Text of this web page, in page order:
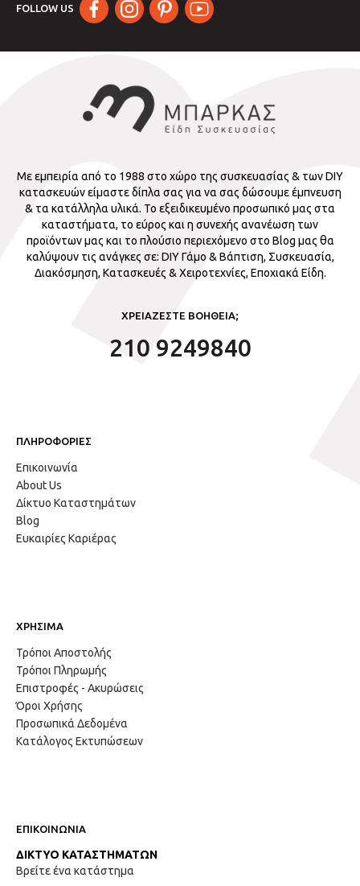
FOLLOW US
Με εμπειρία από το 1988 στο χώρο της συσκευασίας & των DIY
κατασκευών είμαστε δίπλα σας για να σας δώσουμε έμπνευση
& τα κατάλληλα υλικά. Το εξειδικευμένο προσωπικό μας στα
καταστήματα, το εύρος και η συνεχής ανανέωση των
προϊόντων μας και το πλούσιο περιεχόμενο στο Blog μας θα
καλύψουν τις ανάγκες σε: DIY Γάμο & Βάπτιση, Συσκευασία,
Διακόσμηση, Κατασκευές & Χειροτεχνίες, Εποχιακά Είδη.
ΧΡΕΙΑΖΕΣΤΕ ΒΟΗΘΕΙΑ;
210 9249840
ΠΛΗΡΟΦΟΡΙΕΣ
Επικοινωνία
About Us
Δίκτυο Καταστημάτων
Blog
Ευκαιρίες Καριέρας
ΧΡΗΣΙΜΑ
Τρόποι Αποστολής
Τρόποι Πληρωμής
Επιστροφές - Ακυρώσεις
Όροι Χρήσης
Προσωπικά Δεδομένα
Κατάλογος Εκτυπώσεων
ΕΠΙΚΟΙΝΩΝΙΑ
ΔΙΚΤΥΟ ΚΑΤΑΣΤΗΜΑΤΩΝ
Βρείτε ένα κατάστημα